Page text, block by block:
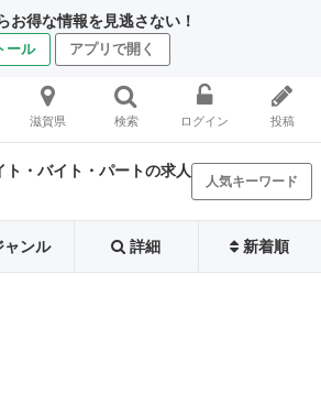
お得な情報を見逃さない！
ール アプリで開く
滋賀県 検索 ログイン 投稿
・バイト・パートの求人
人気キーワード
ャンル 詳細 新着順